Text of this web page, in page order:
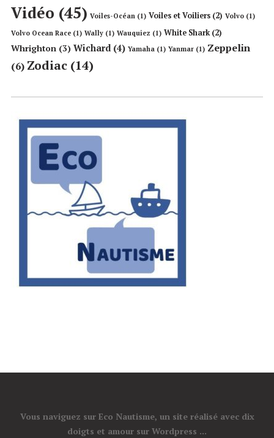
Vidéo (45) Voiles-Océan (1) Voiles et Voiliers (2) Volvo (1)
Volvo Ocean Race (1) Wally (1) Wauquiez (1) White Shark(2)
Whrighton (3) Wichard(4) Yamaha (1) Yanmar (1) Zeppelin
(6) Zodiac (14)
Vous naviguez sur Eco Nautisme, un site réalisé avec dix
doigts et amour sur Wordpress ...